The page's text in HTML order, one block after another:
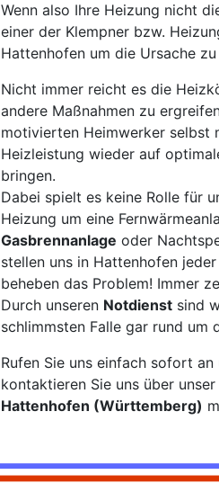
Wenn also Ihre Heizung nicht
einer der Klempner bzw.
Hattenhofen um die Ursache
Nicht immer reicht es die
andere Maßnahmen zu
motivierten Heimwerker selbst
Heizleistung wieder auf
bringen.
Dabei spielt es keine Rolle für
Heizung um eine
Gasbrennanlage oder
stellen uns in Hattenhofen
beheben das Problem! Immer
Durch unseren Notdienst sind
schlimmsten Falle gar rund um
Rufen Sie uns einfach sofort
kontaktieren Sie uns über unser
Hattenhofen (Württemberg)